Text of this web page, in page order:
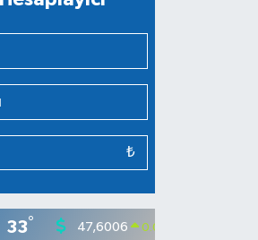
₺
33° 47,6006 0.06